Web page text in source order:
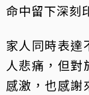
命中留下深刻
家人同時表達
人悲痛，但對
感激，也感謝